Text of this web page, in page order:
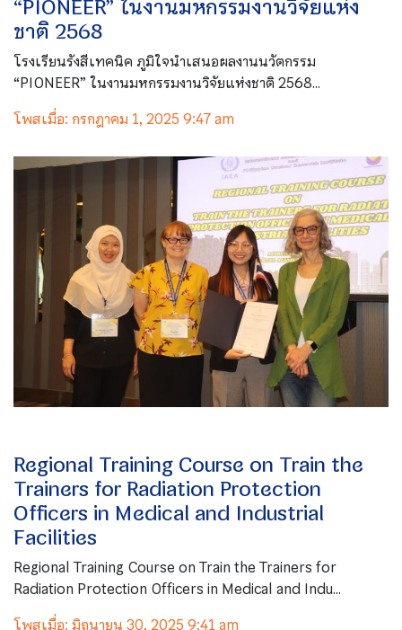
ชาติ 2568
โรงเรียนรังสีเทคนิค ภูมิใจนำเสนอผลงานนวัตกรรม
“PIONEER” ในงานมหกรรมงานวิจัยแห่งชาติ 2568...
โพสเมื่อ: กรกฎาคม 1, 2025 9:47 am
Regional Training Course on Train the
Trainers for Radiation Protection
Officers in Medical and Industrial
Facilities
Regional Training Course on Train the Trainers for
Radiation Protection Officers in Medical and Indu...
โพสเมื่อ: มิถุนายน 30, 2025 9:41 am